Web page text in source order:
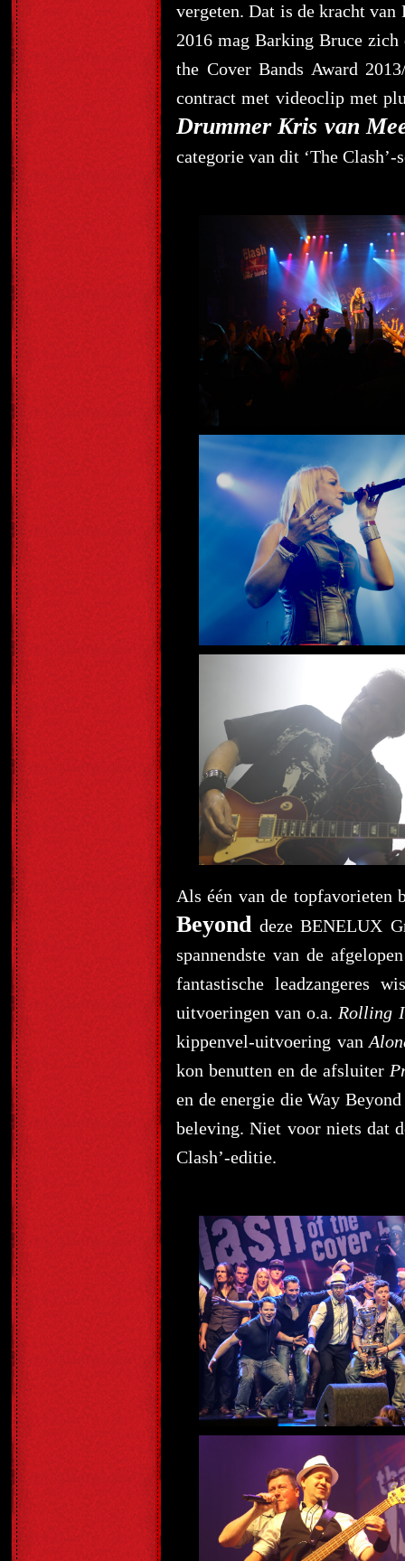
vergeten. Dat is de kracht
2016 mag Barking Bruce zich
the Cover Bands Award
contract met videoclip met
Drummer Kris van
categorie van dit ‘The
Als één van de topfavorieten
Beyond deze BENELUX
spannendste van de
fantastische leadzangeres
uitvoeringen van o.a. Rolling
kippenvel-uitvoering van
kon benutten en de afsluiter
en de energie die Way
beleving. Niet voor niets dat
Clash’-editie.